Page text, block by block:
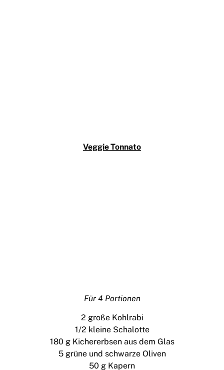
Veggie Tonnato
Für 4 Portionen
2 große Kohlrabi
1/2 kleine Schalotte
180 g Kichererbsen aus dem Glas
5 grüne und schwarze Oliven
50 g Kapern